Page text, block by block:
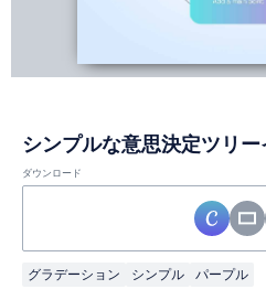
シンプルな意思決定ツリ
ダウンロード
グラデーション シンプル パープル